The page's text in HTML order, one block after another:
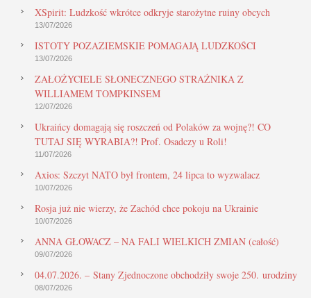
XSpirit: Ludzkość wkrótce odkryje starożytne ruiny obcych
13/07/2026
ISTOTY POZAZIEMSKIE POMAGAJĄ LUDZKOŚCI
13/07/2026
ZAŁOŻYCIELE SŁONECZNEGO STRAŻNIKA Z
WILLIAMEM TOMPKINSEM
12/07/2026
Ukraińcy domagają się roszczeń od Polaków za wojnę?! CO
TUTAJ SIĘ WYRABIA?! Prof. Osadczy u Roli!
11/07/2026
Axios: Szczyt NATO był frontem, 24 lipca to wyzwalacz
10/07/2026
Rosja już nie wierzy, że Zachód chce pokoju na Ukrainie
10/07/2026
ANNA GŁOWACZ – NA FALI WIELKICH ZMIAN (całość)
09/07/2026
04.07.2026. – Stany Zjednoczone obchodziły swoje 250. urodziny
08/07/2026